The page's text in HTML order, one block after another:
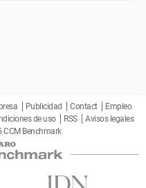
Publicidad Contact
Empleo
de uso RSS
Avisos legales
CCM Benchmark